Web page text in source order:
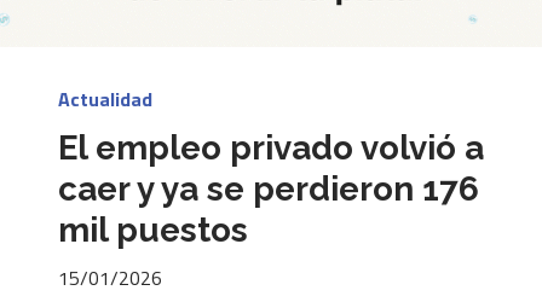
El empleo privado volvió a
caer y ya se perdieron 176
mil puestos
Actualidad
15/01/2026